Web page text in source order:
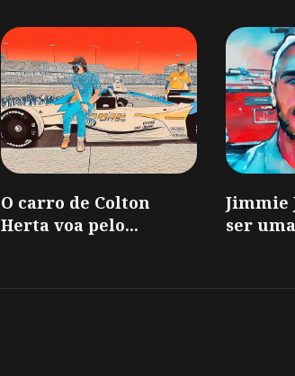
O carro de Colton
Herta voa pelo...
Jimmie
ser